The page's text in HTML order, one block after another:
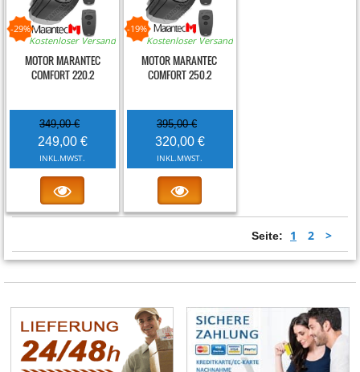
Kostenloser Versand
-29%
MOTOR MARANTEC
COMFORT 220.2
349,00 €
249,00 €
INKL.MWST.
Kostenloser Versand
-19%
MOTOR MARANTEC
COMFORT 250.2
395,00 €
320,00 €
INKL.MWST.
Seite: 1 2 >